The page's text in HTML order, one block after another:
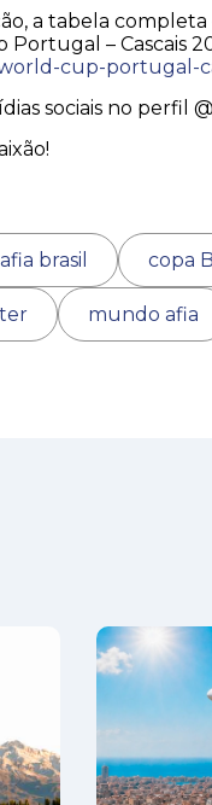
a tabela
– Cascais
cup-portugal-
sociais no perfil
brasil copa
mundo afia